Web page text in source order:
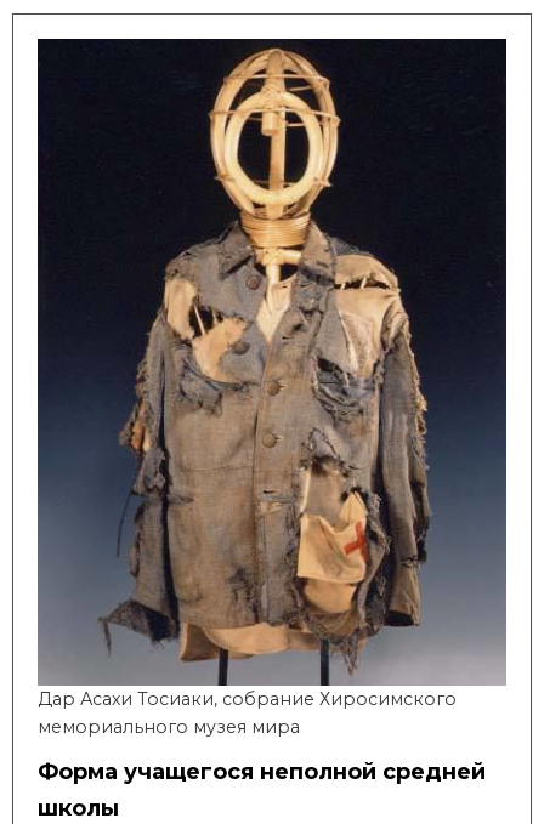
Дар Асахи Тосиаки, собрание Хиросимского
мемориального музея мира
Форма учащегося неполной средней
школы